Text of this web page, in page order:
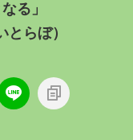
」
らぼ）